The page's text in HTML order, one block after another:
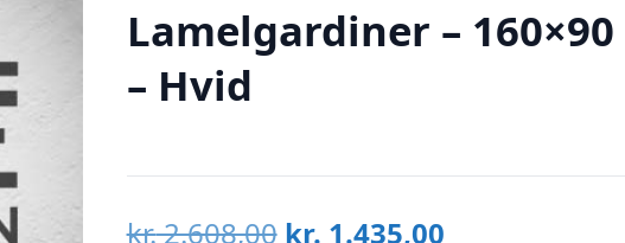
Lamelgardiner – 160×90
– Hvid
kr.2.608,00 Den
kr. 1.435,00Den